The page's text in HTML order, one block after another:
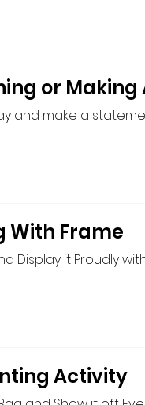
or
and make a
With Frame
Display it Proudly
Activity